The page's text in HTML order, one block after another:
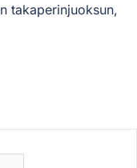
takaperinjuoksun,